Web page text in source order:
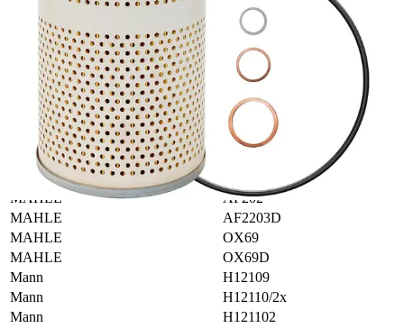
M.A.N.
51055040090
M.A.N.
51055040104
M.A.N.
81000000238
M.A.N.
81055040031
M.A.N.
81055040039
M.A.N.
81055040041
Magneti Marelli
154013085500
Magneti Marelli
MAHLE
MAHLE
AF202
MAHLE
AF2203D
MAHLE
OX69
MAHLE
OX69D
Mann
H12109
Mann
H12110/2x
Mann
H121102